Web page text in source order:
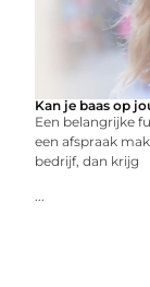
Kan je baas op
Een belangrijke
een afspraak
bedrijf, dan krijg
...